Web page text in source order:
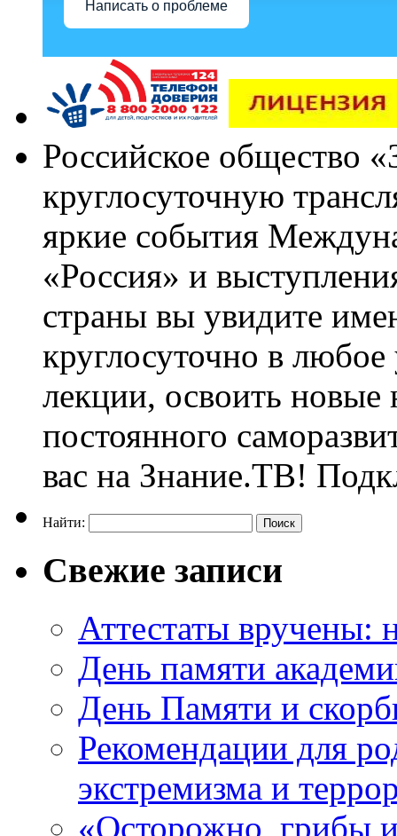
Написать о проблеме
Российское общество
круглосуточную
яркие события
«Россия» и
страны вы увидите
круглосуточно в
лекции, освоить
постоянного
вас на Знание.ТВ!
Найти:
Свежие записи
Аттестаты вручены:
День памяти
День Памяти и
Рекомендации для
экстремизма и
«Осторожно, грибы